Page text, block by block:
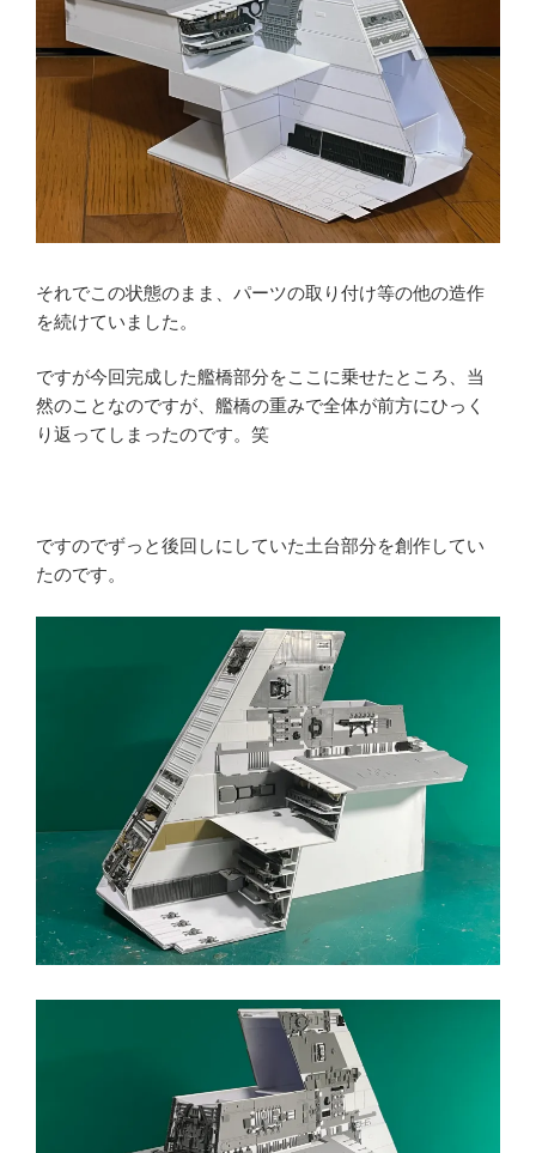
それでこの状態のまま、パーツの取り付け等の他の造作
を続けていました。
ですが今回完成した艦橋部分をここに乗せたところ、当
然のことなのですが、艦橋の重みで全体が前方にひっく
り返ってしまったのです。笑
ですのでずっと後回しにしていた土台部分を創作してい
たのです。